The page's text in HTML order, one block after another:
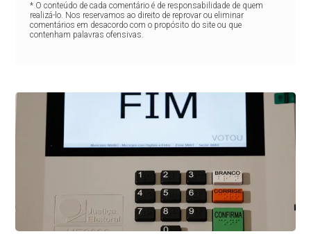
* O conteúdo de cada comentário é de responsabilidade de quem
realizá-lo. Nos reservamos ao direito de reprovar ou eliminar
comentários em desacordo com o propósito do site ou que
contenham palavras ofensivas.